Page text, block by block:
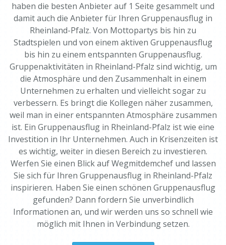
haben die besten Anbieter auf 1 Seite gesammelt und
damit auch die Anbieter für Ihren Gruppenausflug in
Rheinland-Pfalz. Von Mottopartys bis hin zu
Stadtspielen und von einem aktiven Gruppenausflug
bis hin zu einem entspannten Gruppenausflug.
Gruppenaktivitäten in Rheinland-Pfalz sind wichtig, um
die Atmosphäre und den Zusammenhalt in einem
Unternehmen zu erhalten und vielleicht sogar zu
verbessern. Es bringt die Kollegen näher zusammen,
weil man in einer entspannten Atmosphäre zusammen
ist. Ein Gruppenausflug in Rheinland-Pfalz ist wie eine
Investition in Ihr Unternehmen. Auch in Krisenzeiten ist
es wichtig, weiter in diesen Bereich zu investieren.
Werfen Sie einen Blick auf Wegmitdemchef und lassen
Sie sich für Ihren Gruppenausflug in Rheinland-Pfalz
inspirieren. Haben Sie einen schönen Gruppenausflug
gefunden? Dann fordern Sie unverbindlich
Informationen an, und wir werden uns so schnell wie
möglich mit Ihnen in Verbindung setzen.